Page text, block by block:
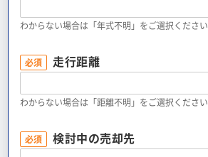
わからない場合は「年式不明」をご選択ください
必須 走行距離
わからない場合は「距離不明」をご選択ください
必須 検討中の売却先